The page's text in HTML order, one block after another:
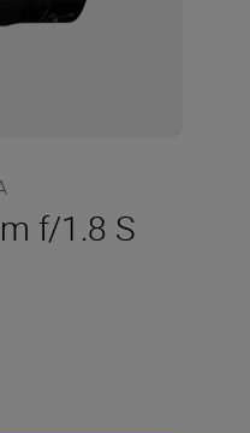
f/1.8 S